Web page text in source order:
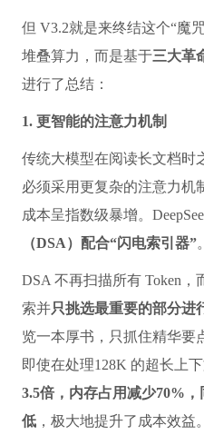
但 V3.2就是来终结这个“魔
堆叠算力，而是基于三大革
进行了总结：
1. 更智能的注意力机制
传统大模型在阅读长文档时
必须采用更复杂的注意力机
成本呈指数级暴增。
（DSA）配合“闪电索引器”。
DSA 不再扫描所有 Token，
索并只挑选最重要的部分进
览一本厚书，只抓住精华要
即使在处理128K 的超长上下
3.5倍，内存占用减少70%
低，极大地提升了成本效益。